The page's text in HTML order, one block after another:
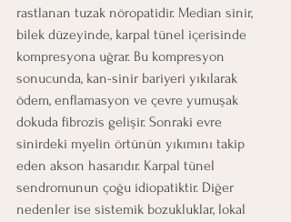
rastlanan tuzak nöropatidir. Median sinir,
bilek düzeyinde, karpal tünel içerisinde
kompresyona uğrar. Bu kompresyon
sonucunda, kan-sinir bariyeri yıkılarak
ödem, enflamasyon ve çevre yumuşak
dokuda fibrozis gelişir. Sonraki evre
sinirdeki myelin örtünün yıkımını takip
eden akson hasarıdır. Karpal tünel
sendromunun çoğu idiopatiktir. Diğer
nedenler ise sistemik bozukluklar, lokal